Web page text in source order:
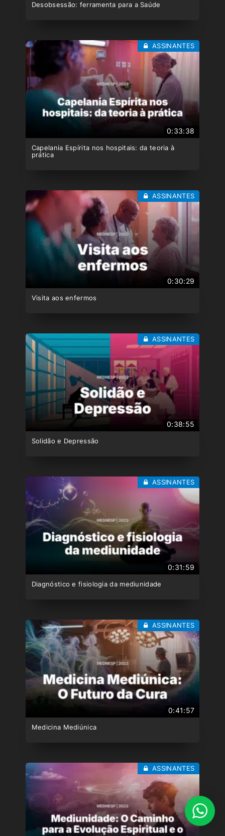
Desobsessão: ferramenta para a Saúde
0:33:38
Capelania Espírita nos hospitais: da teoria à
prática
ASSINANTES
0:30:29
Visita aos enfermos
ASSINANTES
0:38:55
Solidão e Depressão
ASSINANTES
0:31:59
Diagnóstico e fisiologia da mediunidade
ASSINANTES
0:41:57
Medicina Mediúnica
ASSINANTES
ASSINANTES